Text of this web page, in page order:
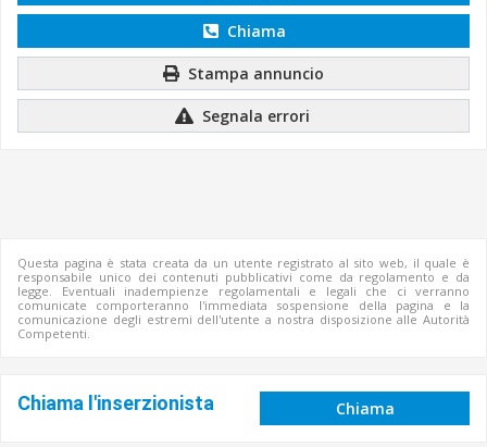
Chiama
Stampa annuncio
Segnala errori
Questa pagina è stata creata da un utente registrato al sito web, il quale è
responsabile unico dei contenuti pubblicativi come da regolamento e da
legge. Eventuali inadempienze regolamentali e legali che ci verranno
comunicate comporteranno l'immediata sospensione della pagina e la
comunicazione degli estremi dell'utente a nostra disposizione alle Autorità
Competenti.
Chiama l'inserzionista Chiama